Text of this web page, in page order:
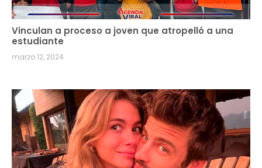
Vinculan a proceso a joven que atropelló a una
estudiante
marzo 12, 2024